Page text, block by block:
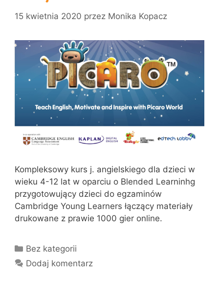
15 kwietnia 2020 przez Monika Kopacz
Kompleksowy kurs j. angielskiego dla dzieci w
wieku 4-12 lat w oparciu o Blended Learninhg
przygotowujący dzieci do egzaminów
Cambridge Young Learners łączący materiały
drukowane z prawie 1000 gier online.
Kategorie
Bez kategorii
Dodaj komentarz